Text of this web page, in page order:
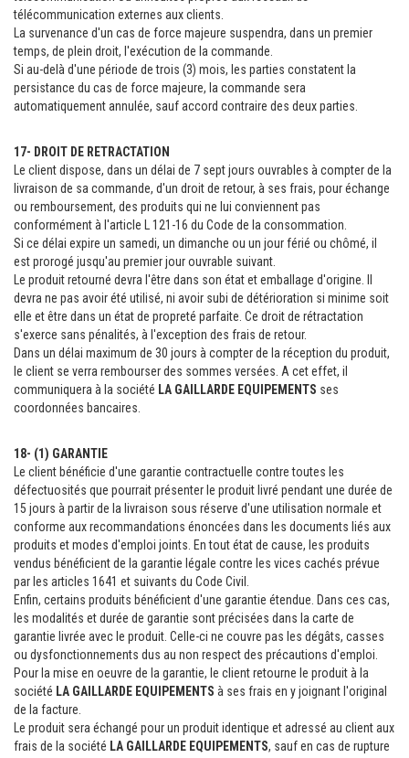
télécommunication externes aux clients.
La survenance d'un cas de force majeure suspendra, dans un premier
temps, de plein droit, l'exécution de la commande.
Si au-delà d'une période de trois (3) mois, les parties constatent la
persistance du cas de force majeure, la commande sera
automatiquement annulée, sauf accord contraire des deux parties.
17- DROIT DE RETRACTATION
Le client dispose, dans un délai de 7 sept jours ouvrables à compter de la
livraison de sa commande, d'un droit de retour, à ses frais, pour échange
ou remboursement, des produits qui ne lui conviennent pas
conformément à l'article L 121-16 du Code de la consommation.
Si ce délai expire un samedi, un dimanche ou un jour férié ou chômé, il
est prorogé jusqu'au premier jour ouvrable suivant.
Le produit retourné devra l'être dans son état et emballage d'origine. Il
devra ne pas avoir été utilisé, ni avoir subi de détérioration si minime soit
elle et être dans un état de propreté parfaite. Ce droit de rétractation
s'exerce sans pénalités, à l'exception des frais de retour.
Dans un délai maximum de 30 jours à compter de la réception du produit,
le client se verra rembourser des sommes versées. A cet effet, il
communiquera à la société LA GAILLARDE EQUIPEMENTS ses
coordonnées bancaires.
18- (1) GARANTIE
Le client bénéficie d'une garantie contractuelle contre toutes les
défectuosités que pourrait présenter le produit livré pendant une durée de
15 jours à partir de la livraison sous réserve d'une utilisation normale et
conforme aux recommandations énoncées dans les documents liés aux
produits et modes d'emploi joints. En tout état de cause, les produits
vendus bénéficient de la garantie légale contre les vices cachés prévue
par les articles 1641 et suivants du Code Civil.
Enfin, certains produits bénéficient d'une garantie étendue. Dans ces cas,
les modalités et durée de garantie sont précisées dans la carte de
garantie livrée avec le produit. Celle-ci ne couvre pas les dégâts, casses
ou dysfonctionnements dus au non respect des précautions d'emploi.
Pour la mise en oeuvre de la garantie, le client retourne le produit à la
société LA GAILLARDE EQUIPEMENTS à ses frais en y joignant l'original
de la facture.
Le produit sera échangé pour un produit identique et adressé au client aux
frais de la société LA GAILLARDE EQUIPEMENTS, sauf en cas de rupture